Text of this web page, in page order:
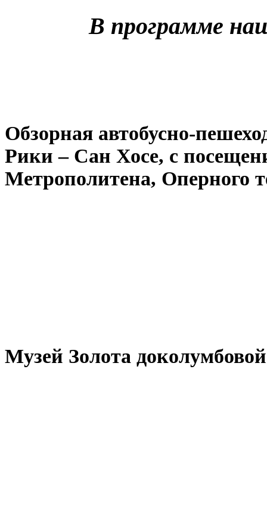
В программе
Обзорная автобусно-
Рики – Сан Хосе, с
Метрополитена, Оперного
Музей Золота